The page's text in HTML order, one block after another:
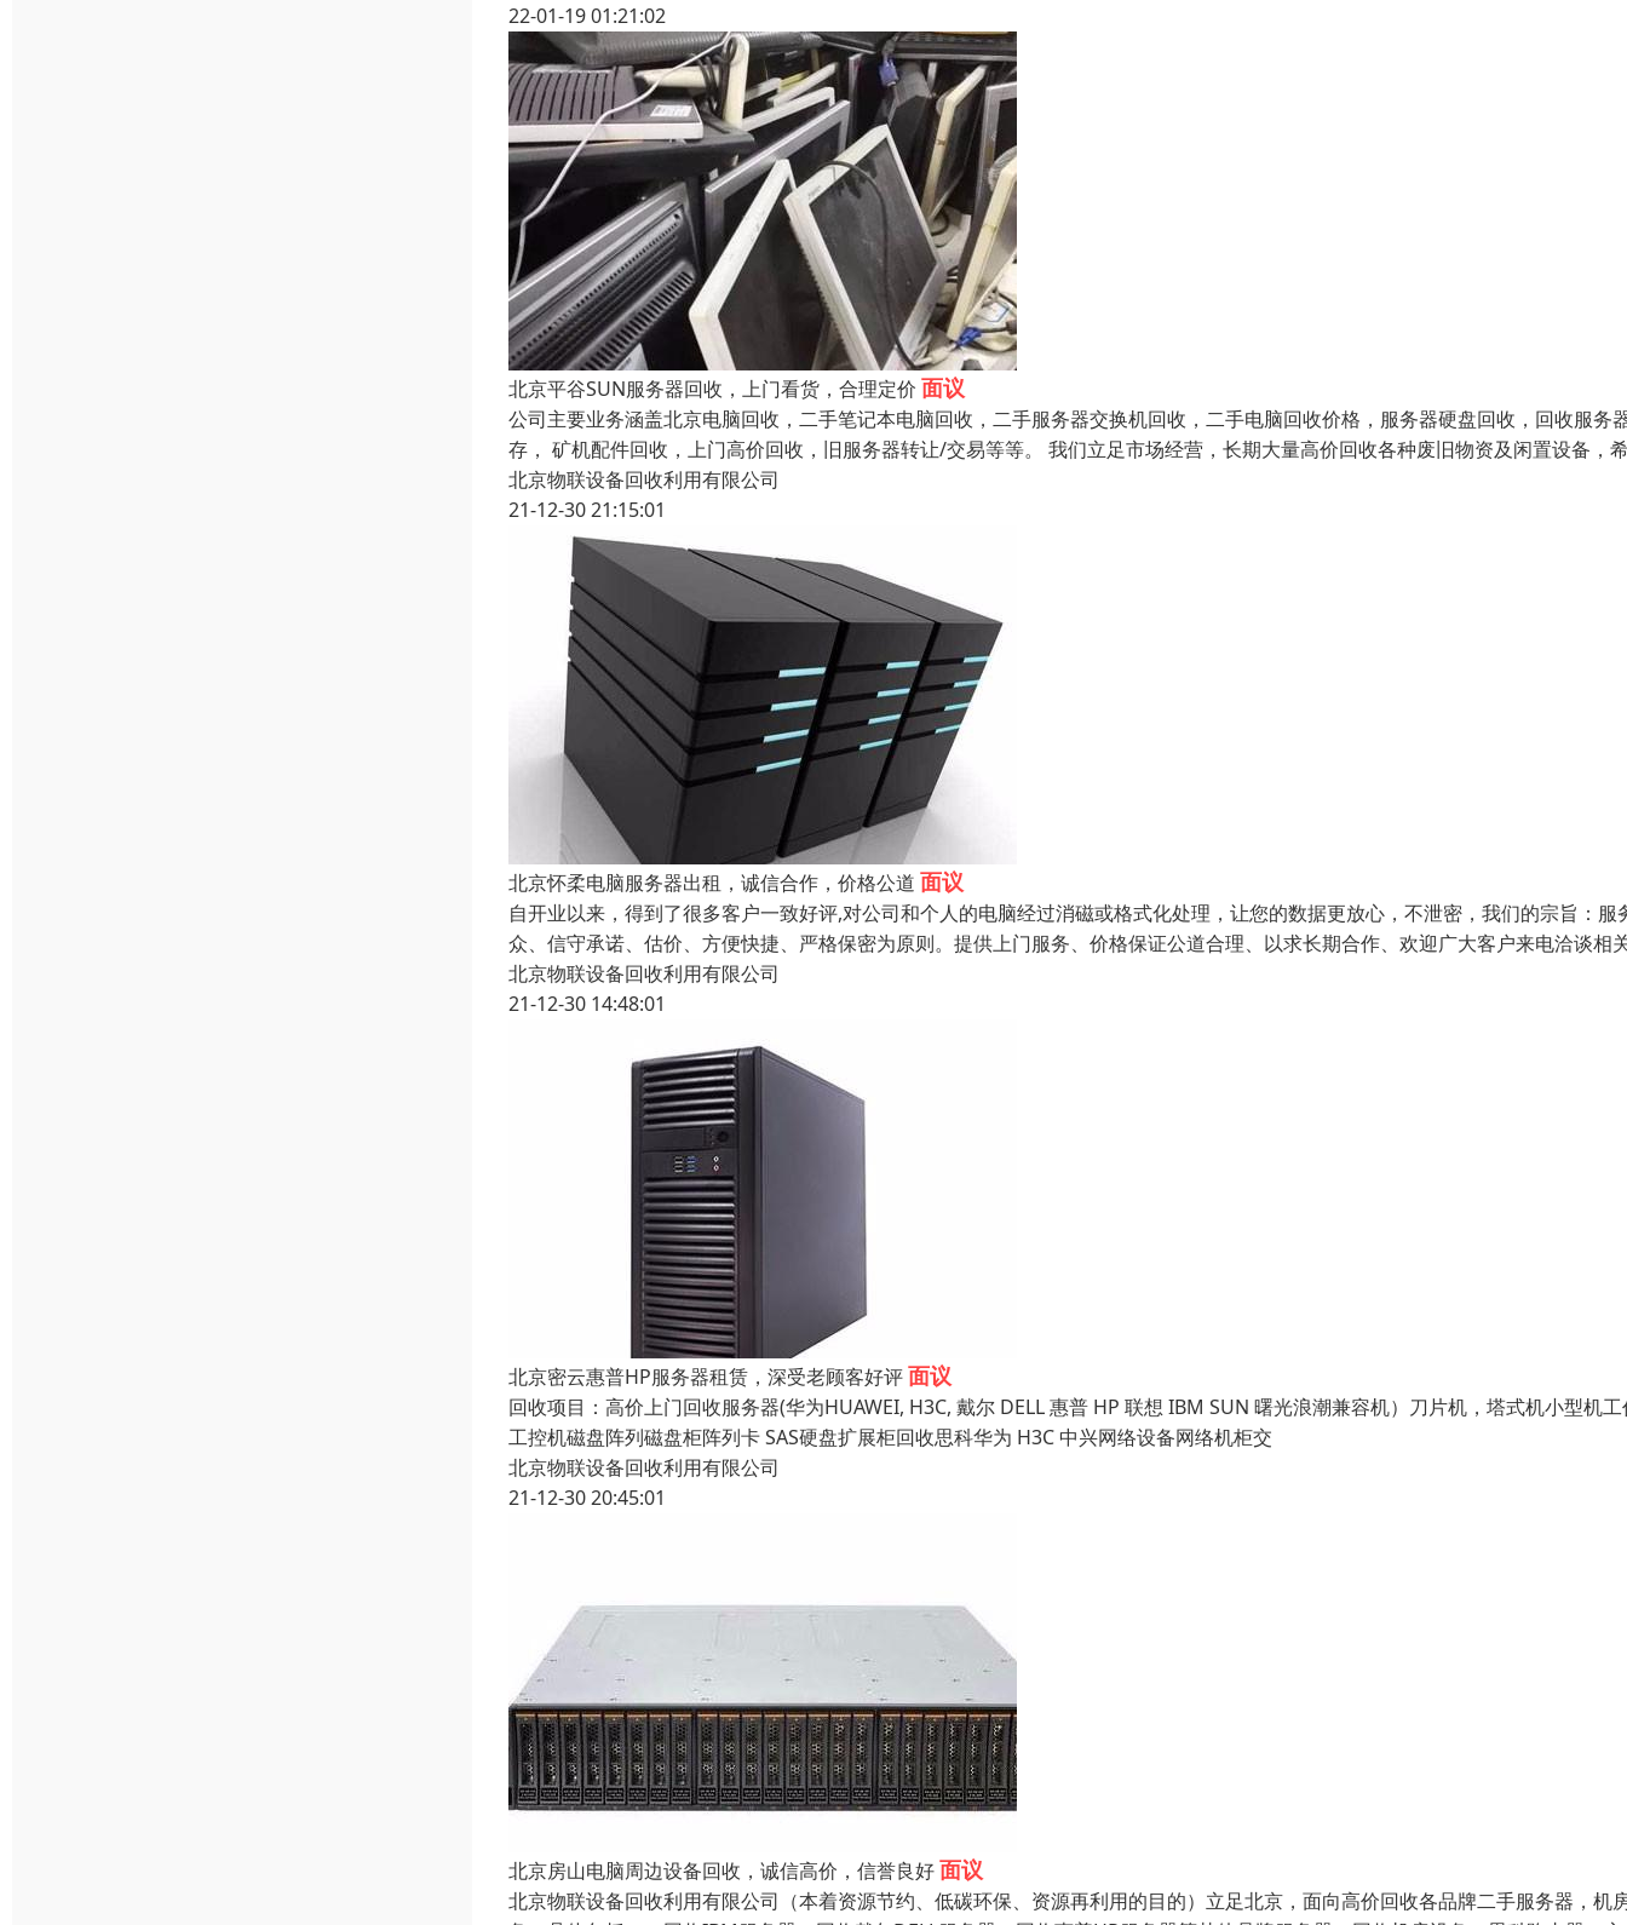
22-01-19 01:21:02
北京平谷SUN服务器回收，上门看货，合理定价 面议
公司主要业务涵盖北京电脑回收，二手笔记本电脑回收，二手服务器交换机回收，二手电脑回收价格，服务器硬盘回收，回收服务
存， 矿机配件回收，上门高价回收，旧服务器转让/交易等等。 我们立足市场经营，长期大量高价回收各种废旧物资及闲置设备，
北京物联设备回收利用有限公司
21-12-30 21:15:01
北京怀柔电脑服务器出租，诚信合作，价格公道 面议
自开业以来，得到了很多客户一致好评,对公司和个人的电脑经过消磁或格式化处理，让您的数据更放心，不泄密，我们的宗旨：服
众、信守承诺、估价、方便快捷、严格保密为原则。提供上门服务、价格保证公道合理、以求长期合作、欢迎广大客户来电洽谈相
北京物联设备回收利用有限公司
21-12-30 14:48:01
北京密云惠普HP服务器租赁，深受老顾客好评面议
回收项目：高价上门回收服务器(华为HUAWEI, H3C, 戴尔 DELL 惠普 HP 联想 IBM SUN 曙光浪潮兼容机）刀片机，塔式机小型机
工控机磁盘阵列磁盘柜阵列卡 SAS硬盘扩展柜回收思科华为 H3C 中兴网络设备网络机柜交
北京物联设备回收利用有限公司
21-12-30 20:45:01
北京房山电脑周边设备回收，诚信高价，信誉良好面议
北京物联设备回收利用有限公司（本着资源节约、低碳环保、资源再利用的目的）立足北京，面向高价回收各品牌二手服务器，机